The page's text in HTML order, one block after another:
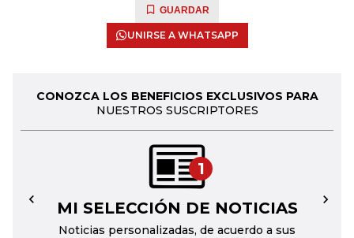
GUARDAR
UNIRSE A WHATSAPP
CONOZCA LOS BENEFICIOS EXCLUSIVOS PARA
NUESTROS SUSCRIPTORES
1
MI SELECCIÓN DE NOTICIAS
Noticias personalizadas, de acuerdo a sus
← →